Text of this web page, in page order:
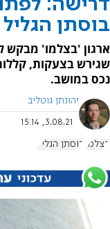
דרישה:
בוסתן
ארגון 'בצלמו' מבקש
שגירש בצעקות,
נכס במושב.
יהונתן גוטליב
3.08.21, 15:14
בצלמו בוסתן הגליל